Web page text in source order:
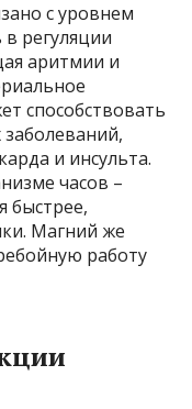
с уровнем
регуляции
аритмии и
способствовать
и инсульта.
часов –
быстрее,
Магний же
работу